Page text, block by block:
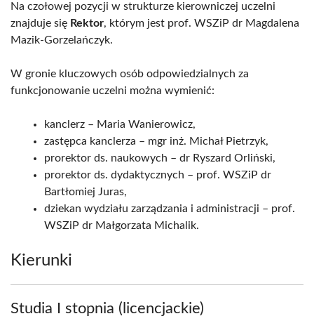
Na czołowej pozycji w strukturze kierowniczej uczelni
znajduje się Rektor, którym jest prof. WSZiP dr Magdalena
Mazik-Gorzelańczyk.
W gronie kluczowych osób odpowiedzialnych za
funkcjonowanie uczelni można wymienić:
kanclerz – Maria Wanierowicz,
zastępca kanclerza – mgr inż. Michał Pietrzyk,
prorektor ds. naukowych – dr Ryszard Orliński,
prorektor ds. dydaktycznych – prof. WSZiP dr
Bartłomiej Juras,
dziekan wydziału zarządzania i administracji – prof.
WSZiP dr Małgorzata Michalik.
Kierunki
Studia I stopnia (licencjackie)